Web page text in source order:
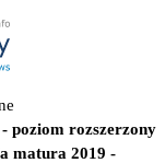
poziom rozszerzony
matura 2019 -